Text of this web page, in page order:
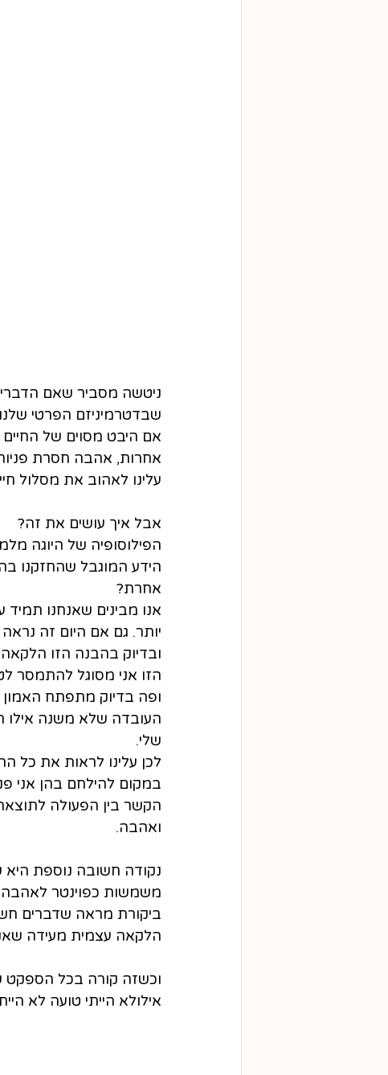
ניטשה מסביר שאם
שבדטרמיניזם הפרטי
אם היבט מסוים של
אחרות, אהבה חסרת
עלינו לאהוב את מסלול
אבל איך עושים את זה?
הפילוסופיה של היוגה
הידע המוגבל שהחזקנו
אחרת?
אנו מבינים שאנחנו
יותר. גם אם היום זה נראה 50% או 70% מהיכולות שלנו - זה מה שהיינו מסוגלים אז.
ובדיוק בהבנה הזו
הזו אני מסוגל להתמסר
ופה בדיוק מתפתח
העובדה שלא משנה אילו
שלי.
לכן עלינו לראות את כל
במקום להילחם בהן אני
הקשר בין הפעולה
ואהבה.
נקודה חשובה נוספת היא
משמשות כפוינטר לאהבה
ביקורת מראה שדברים
הלקאה עצמית מעידה
וכשזה קורה בכל הספקט
אילולא הייתי טועה לא